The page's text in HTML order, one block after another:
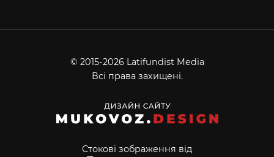
© 2015-2026 Latifundist Media
Всі права захищені.
Стокові зображення від